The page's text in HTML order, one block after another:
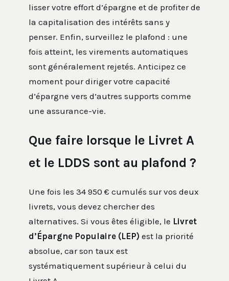
lisser votre effort d’épargne et de profiter de
la capitalisation des intérêts sans y
penser. Enfin, surveillez le plafond : une
fois atteint, les virements automatiques
sont généralement rejetés. Anticipez ce
moment pour diriger votre capacité
d’épargne vers d’autres supports comme
une assurance-vie.
Que faire lorsque le Livret A
et le LDDS sont au plafond ?
Une fois les 34 950 € cumulés sur vos deux
livrets, vous devez chercher des
alternatives. Si vous êtes éligible, le Livret
d’Épargne Populaire (LEP) est la priorité
absolue, car son taux est
systématiquement supérieur à celui du